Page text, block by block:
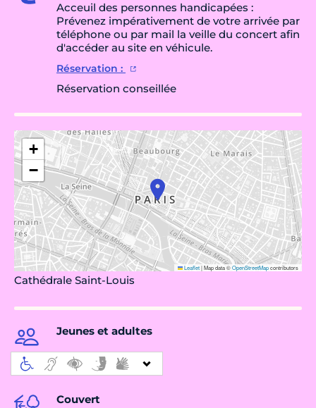
Acceuil des personnes handicapées :
Prévenez impérativement de votre arrivée par
téléphone ou par mail la veille du concert afin
d'accéder au site en véhicule.
Réservation :
Réservation conseillée
+
−
Leaflet|Map data ©OpenStreetMapcontributors
Cathédrale Saint-Louis
Jeunes et adultes
Couvert